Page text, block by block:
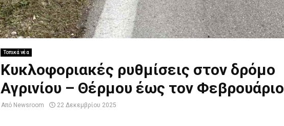
Τοπικά νέα
Κυκλοφοριακές ρυθμίσεις στον δρόμο
Αγρινίου – Θέρμου έως τον Φεβρουάριο
Από Newsroom 22 Δεκεμβρίου 2025